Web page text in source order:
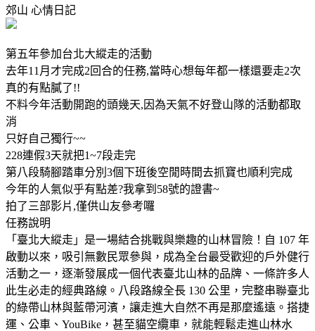
郊山 心情日記
第五年參加台北大縱走的活動
去年11月才完成2回合的任務,當時心想每年都一樣還要走2次
真的有點膩了!!
不料今年活動開跑的頭幾天,因為天氣不好登山隊的活動都取
消
只好自己獨行~~
228連假3天就把1~7段走完
第八段騎腳踏車分別3個下班後空閒時間去抓寶也順利完成
今年的人氣似乎有點差?我拿到58號的證書~
拍了三部影片,僅供山友參考囉
任務說明
「臺北大縱走」是一場結合挑戰與樂趣的山林冒險！自 107 年
啟動以來，吸引無數民眾參與，成為全台最受歡迎的戶外健行
活動之一，逐漸發展成一個代表臺北山林的品牌、一條許多人
此生必走的經典路線。八段路線全長 130 公里，完整串聯臺北
的綠帶山林與藍帶河濱，讓走進大自然不再是那麼遙遠。搭捷
運、公車、YouBike，甚至貓空纜車，就能輕鬆走進山林水